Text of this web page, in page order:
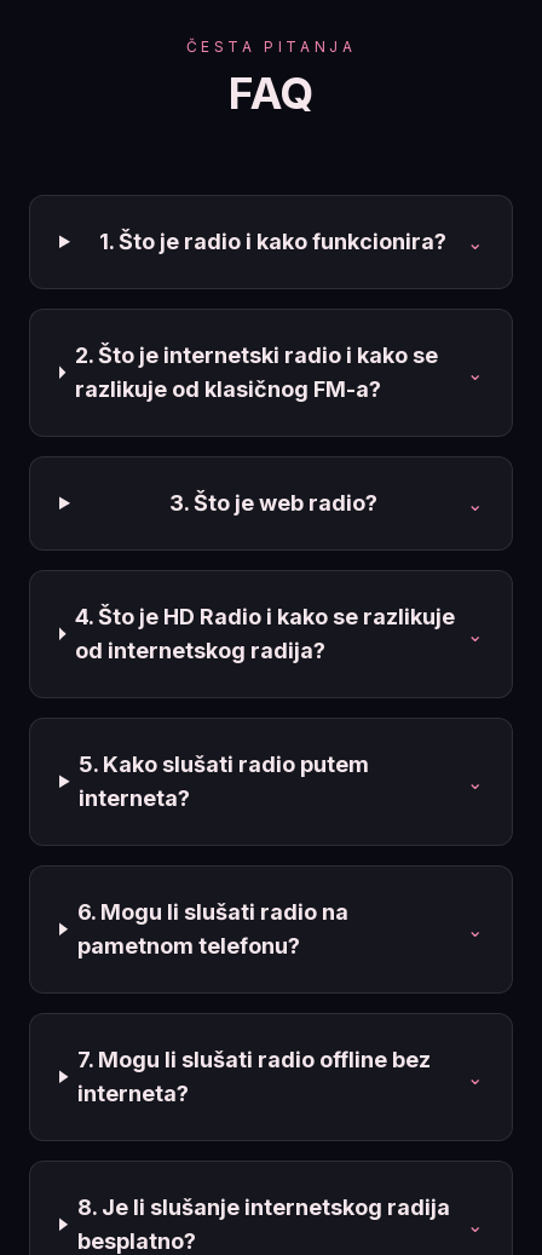
ČESTA PITANJA
FAQ
1. Što je radio i kako funkcionira? ⌄
2. Što je internetski radio i kako se
razlikuje od klasičnog FM-a?
⌄
3. Što je web radio? ⌄
4. Što je HD Radio i kako se razlikuje
od internetskog radija?
⌄
5. Kako slušati radio putem
interneta?
⌄
6. Mogu li slušati radio na
pametnom telefonu?
⌄
7. Mogu li slušati radio offline bez
interneta?
⌄
8. Je li slušanje internetskog radija
besplatno?
⌄